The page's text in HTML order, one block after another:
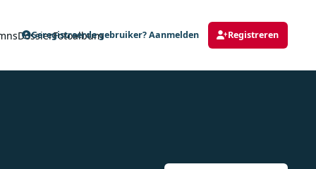
DossierFotoalbum
Geregistreerde gebruiker? Aanmelden Registreren